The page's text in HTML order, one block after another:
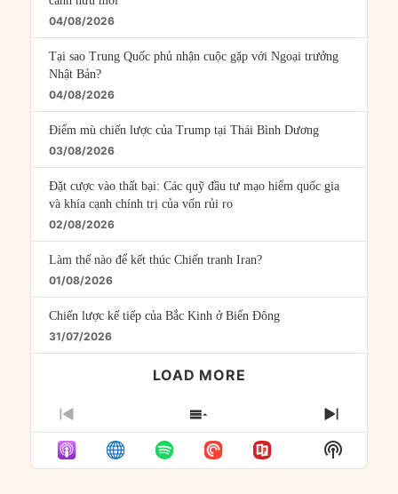
04/08/2026
Tại sao Trung Quốc phủ nhận cuộc gặp với Ngoại trưởng
Nhật Bản?
04/08/2026
Điểm mù chiến lược của Trump tại Thái Bình Dương
03/08/2026
Đặt cược vào thất bại: Các quỹ đầu tư mạo hiểm quốc gia
và khía cạnh chính trị của vốn rủi ro
02/08/2026
Làm thế nào để kết thúc Chiến tranh Iran?
01/08/2026
Chiến lược kế tiếp của Bắc Kinh ở Biển Đông
31/07/2026
LOAD MORE
PREVIOUS
EPISODE
SHOW
EPISODES
LIST
NEXT
Show
Podcast